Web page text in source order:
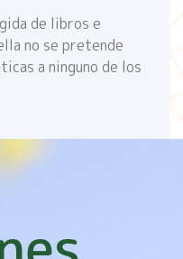
de libros e
no se pretende
a ninguno de los